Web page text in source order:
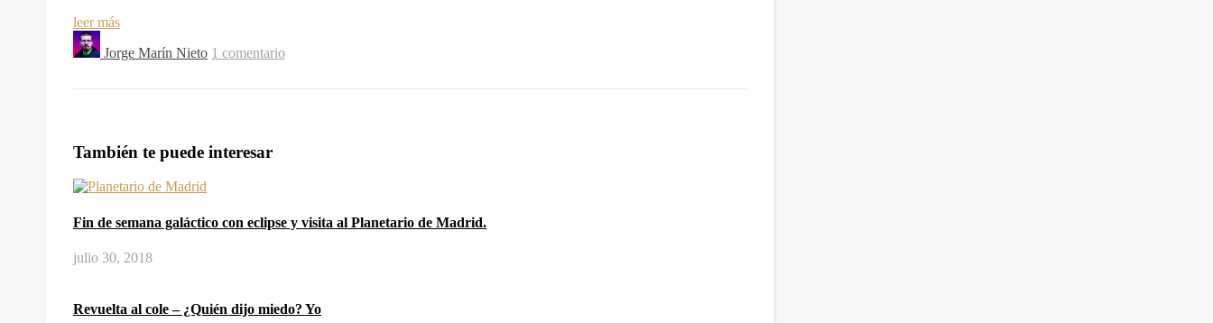
leer más
Jorge Marín Nieto 1 comentario
También te puede interesar
Fin de semana galáctico con eclipse y visita al Planetario de Madrid.
julio 30, 2018
Revuelta al cole – ¿Quién dijo miedo? Yo